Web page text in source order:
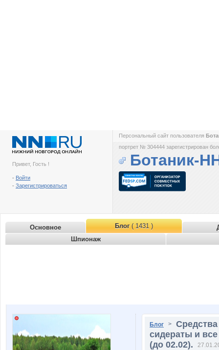
Привет, Гость !
- Войти
- Зарегистрироваться
Персональный сайт пользователя
портрет № 304444 зарегистрирован
Ботаник-
Основное Блог( 1431 )
Шпионаж
Блог >
сидераты и
(до 02.02).